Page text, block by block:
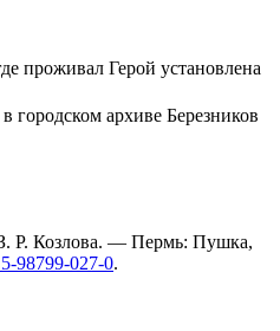
проживал Герой установлена
городском архиве Березников
Р. Козлова. — Пермь: Пушка,
98799-027-0.